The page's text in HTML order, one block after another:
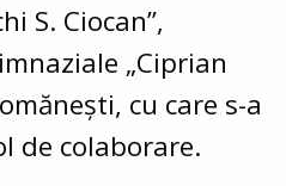
S. Ciocan”,
„Ciprian
cu care s-a
de colaborare.